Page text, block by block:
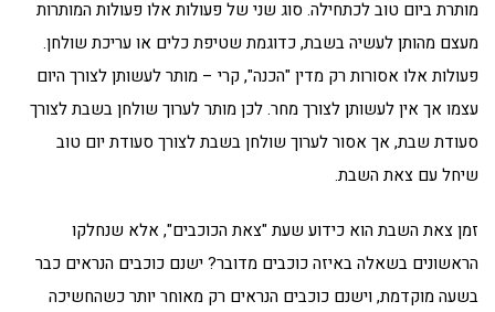
מותרת ביום טוב לכתחילה. סוג שני של פעולות אלו פעולות המותרות
מעצם מהותן לעשיה בשבת, כדוגמת שטיפת כלים או עריכת שולחן.
פעולות אלו אסורות רק מדין "הכנה", קרי – מותר לעשותן לצורך היום
עצמו אך אין לעשותן לצורך מחר. לכן מותר לערוך שולחן בשבת לצורך
סעודת שבת, אך אסור לערוך שולחן בשבת לצורך סעודת יום טוב
שיחל עם צאת השבת.
זמן צאת השבת הוא כידוע שעת "צאת הכוכבים", אלא שנחלקו
הראשונים בשאלה באיזה כוכבים מדובר? ישנם כוכבים הנראים כבר
בשעה מוקדמת, וישנם כוכבים הנראים רק מאוחר יותר כשהחשיכה